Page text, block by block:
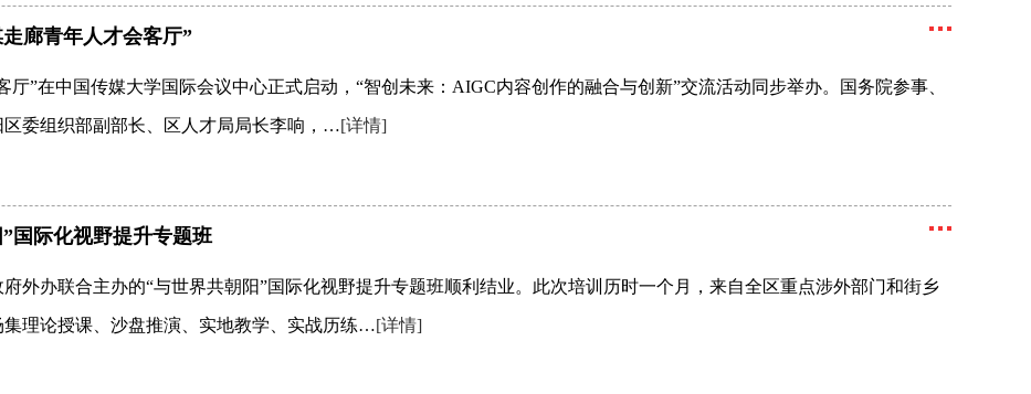
廊青年人才会客厅”
厅”在中国传媒大学国际会议中心正式启动，“智创未来：AIGC内容创作的融合与创新”交流活动同步举办。国务院参事、
委组织部副部长、区人才局局长李响，…[详情]
国际化视野提升专题班
外办联合主办的“与世界共朝阳”国际化视野提升专题班顺利结业。此次培训历时一个月，来自全区重点涉外部门和街乡
集理论授课、沙盘推演、实地教学、实战历练…[详情]